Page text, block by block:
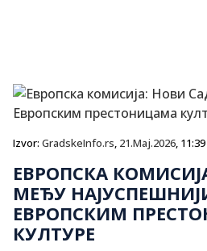
Izvor: GradskeInfo.rs, 21.Maj.2026, 11:39
ЕВРОПСКА
МЕЂУ
ЕВРОПСКИМ
КУЛТУРЕ